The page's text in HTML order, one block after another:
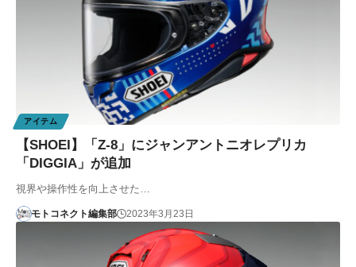
アイテム
【SHOEI】「Z-8」にジャンアントニオレプリカ
「DIGGIA」が追加
視界や操作性を向上させた…
モトコネクト編集部 2023年3月23日